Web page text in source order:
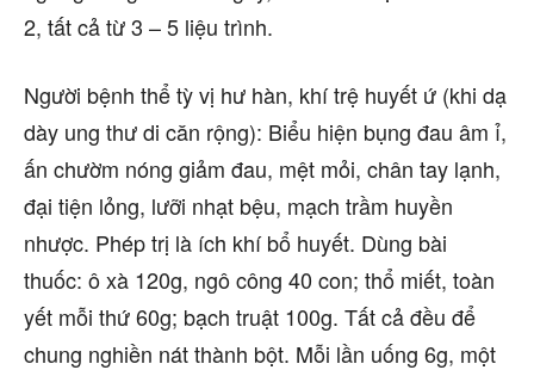
2, tất cả từ 3 – 5 liệu trình.
Người bệnh thể tỳ vị hư hàn, khí trệ huyết ứ (khi dạ
dày ung thư di căn rộng): Biểu hiện bụng đau âm ỉ,
ấn chườm nóng giảm đau, mệt mỏi, chân tay lạnh,
đại tiện lỏng, lưỡi nhạt bệu, mạch trầm huyền
nhược. Phép trị là ích khí bổ huyết. Dùng bài
thuốc: ô xà 120g, ngô công 40 con; thổ miết, toàn
yết mỗi thứ 60g; bạch truật 100g. Tất cả đều để
chung nghiền nát thành bột. Mỗi lần uống 6g, một